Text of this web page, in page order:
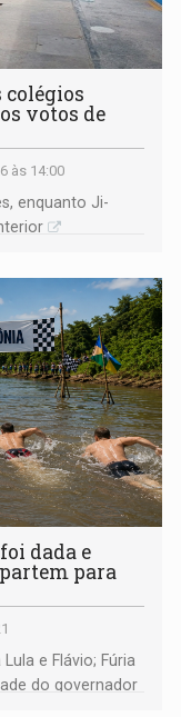
colégios
votos de
às 14:00
enquanto Ji-
dada e
para
e Flávio; Fúria
do governador